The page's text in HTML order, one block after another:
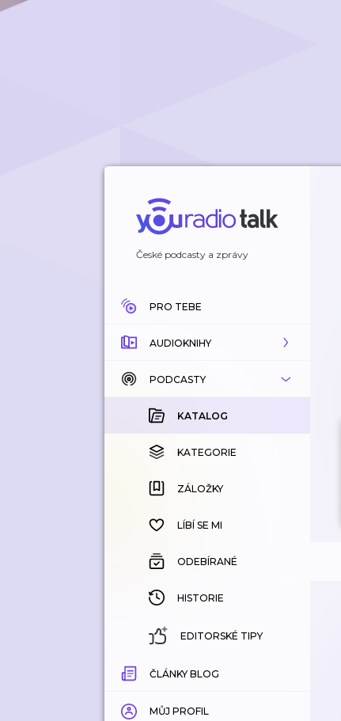
České podcasty a zprávy
PRO TEBE
AUDIOKNIHY
KATALOG
KOUPENÉ
KATEGORIE
ZÁLOŽKY
HISTORIE
PODCASTY
KATALOG
KATEGORIE
ZÁLOŽKY
LÍBÍ SE MI
ODEBÍRANÉ
HISTORIE
EDITORSKÉ TIPY
ČLÁNKY BLOG
MŮJ PROFIL